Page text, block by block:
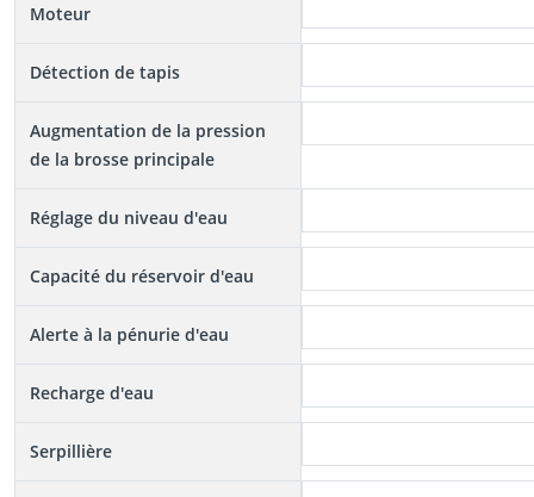
Moteur
Détection de tapis
Augmentation de la pression
de la brosse principale
Réglage du niveau d'eau
Capacité du réservoir d'eau
Alerte à la pénurie d'eau
Recharge d'eau
Serpillière